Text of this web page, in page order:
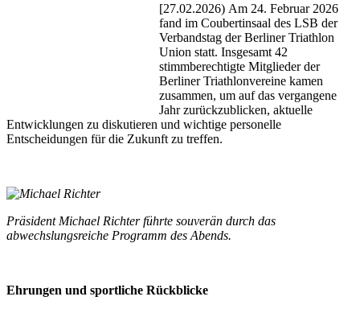
[27.02.2026) Am 24. Februar 2026
fand im Coubertinsaal des LSB der
Verbandstag der Berliner Triathlon
Union statt. Insgesamt 42
stimmberechtigte Mitglieder der
Berliner Triathlonvereine kamen
zusammen, um auf das vergangene
Jahr zurückzublicken, aktuelle
Entwicklungen zu diskutieren und wichtige personelle
Entscheidungen für die Zukunft zu treffen.
Präsident Michael Richter führte souverän durch das
abwechslungsreiche Programm des Abends.
Ehrungen und sportliche Rückblicke